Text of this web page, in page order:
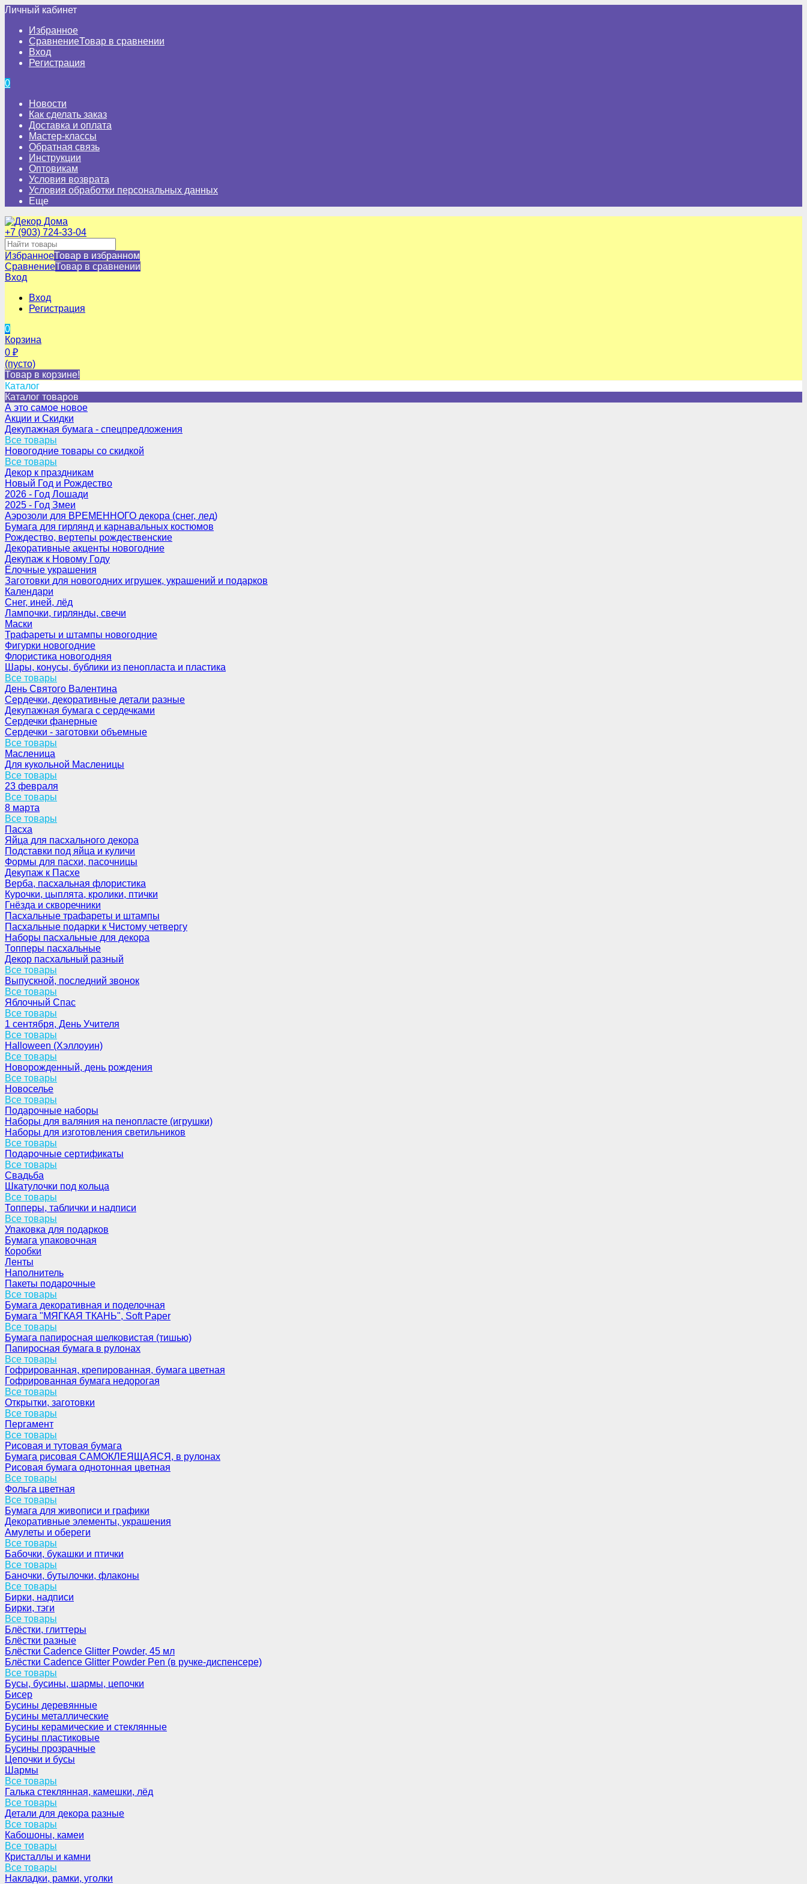
Личный кабинет
Избранное
СравнениеТовар в сравнении
Вход
Регистрация
0
Новости
Как сделать заказ
Доставка и оплата
Мастер-классы
Обратная связь
Инструкции
Оптовикам
Условия возврата
Условия обработки персональных данных
Еще
+7 (903) 724-33-04
ИзбранноеТовар в избранном
СравнениеТовар в сравнении
Вход
Вход
Регистрация
0
Корзина
0 ₽
(пусто)
Товар в корзине!
Каталог
Каталог товаров
А это самое новое
Акции и Скидки
Декупажная бумага - спецпредложения
Все товары
Новогодние товары со скидкой
Все товары
Декор к праздникам
Новый Год и Рождество
2026 - Год Лошади
2025 - Год Змеи
Аэрозоли для ВРЕМЕННОГО декора (снег, лед)
Бумага для гирлянд и карнавальных костюмов
Рождество, вертепы рождественские
Декоративные акценты новогодние
Декупаж к Новому Году
Ёлочные украшения
Заготовки для новогодних игрушек, украшений и подарков
Календари
Снег, иней, лёд
Лампочки, гирлянды, свечи
Маски
Трафареты и штампы новогодние
Фигурки новогодние
Флористика новогодняя
Шары, конусы, бублики из пенопласта и пластика
Все товары
День Святого Валентина
Сердечки, декоративные детали разные
Декупажная бумага с сердечками
Сердечки фанерные
Сердечки - заготовки объемные
Все товары
Масленица
Для кукольной Масленицы
Все товары
23 февраля
Все товары
8 марта
Все товары
Пасха
Яйца для пасхального декора
Подставки под яйца и куличи
Формы для пасхи, пасочницы
Декупаж к Пасхе
Верба, пасхальная флористика
Курочки, цыплята, кролики, птички
Гнёзда и скворечники
Пасхальные трафареты и штампы
Пасхальные подарки к Чистому четвергу
Наборы пасхальные для декора
Топперы пасхальные
Декор пасхальный разный
Все товары
Выпускной, последний звонок
Все товары
Яблочный Спас
Все товары
1 сентября, День Учителя
Все товары
Halloween (Хэллоуин)
Все товары
Новорожденный, день рождения
Все товары
Новоселье
Все товары
Подарочные наборы
Наборы для валяния на пенопласте (игрушки)
Наборы для изготовления светильников
Все товары
Подарочные сертификаты
Все товары
Свадьба
Шкатулочки под кольца
Все товары
Топперы, таблички и надписи
Все товары
Упаковка для подарков
Бумага упаковочная
Коробки
Ленты
Наполнитель
Пакеты подарочные
Все товары
Бумага декоративная и поделочная
Бумага "МЯГКАЯ ТКАНЬ", Soft Paper
Все товары
Бумага папиросная шелковистая (тишью)
Папиросная бумага в рулонах
Все товары
Гофрированная, крепированная, бумага цветная
Гофрированная бумага недорогая
Все товары
Открытки, заготовки
Все товары
Пергамент
Все товары
Рисовая и тутовая бумага
Бумага рисовая САМОКЛЕЯЩАЯСЯ, в рулонах
Рисовая бумага однотонная цветная
Все товары
Фольга цветная
Все товары
Бумага для живописи и графики
Декоративные элементы, украшения
Амулеты и обереги
Все товары
Бабочки, букашки и птички
Все товары
Баночки, бутылочки, флаконы
Все товары
Бирки, надписи
Бирки, тэги
Все товары
Блёстки, глиттеры
Блёстки разные
Блёстки Cadence Glitter Powder, 45 мл
Блёстки Cadence Glitter Powder Pen (в ручке-диспенсере)
Все товары
Бусы, бусины, шармы, цепочки
Бисер
Бусины деревянные
Бусины металлические
Бусины керамические и стеклянные
Бусины пластиковые
Бусины прозрачные
Цепочки и бусы
Шармы
Все товары
Галька стеклянная, камешки, лёд
Все товары
Детали для декора разные
Все товары
Кабошоны, камеи
Все товары
Кристаллы и камни
Все товары
Накладки, рамки, уголки